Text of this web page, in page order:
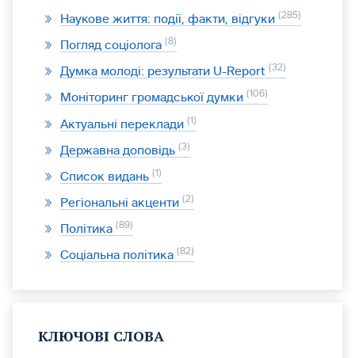
Наукове життя: події, факти, відгуки 285
Погляд соціолога 8
Думка молоді: результати U-Report 32
Моніторинг громадської думки 106
Актуальні переклади 1
Державна доповідь 3
Список видань 1
Регіональні акценти 2
Політика 89
Соціальна політика 82
КЛЮЧОВІ СЛОВА